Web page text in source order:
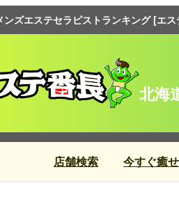
ンズエステセラピストランキング [エ
北海
店舗検索 今すぐ癒